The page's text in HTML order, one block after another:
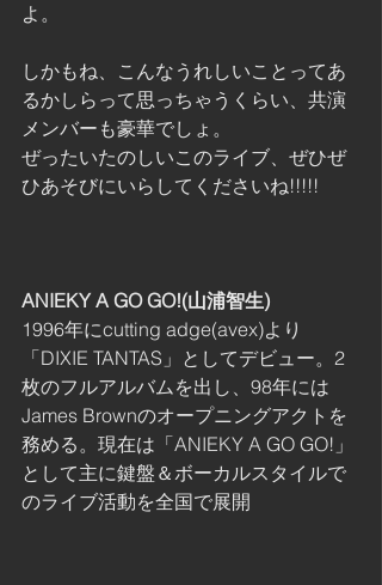
よ。
しかもね、こんなうれしいことってあ
るかしらって思っちゃうくらい、共演
メンバーも豪華でしょ。
ぜったいたのしいこのライブ、ぜひぜ
ひあそびにいらしてくださいね!!!!!
ANIEKY A GO GO!(山浦智生)
1996年にcutting adge(avex)より
「DIXIE TANTAS」としてデビュー。2
枚のフルアルバムを出し、98年には
James Brownのオープニングアクトを
務める。現在は「ANIEKY A GO GO!」
として主に鍵盤＆ボーカルスタイルで
のライブ活動を全国で展開